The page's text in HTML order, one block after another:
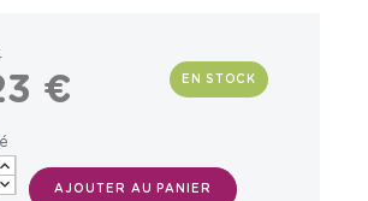
€ EN STOCK
AJOUTER AU PANIER